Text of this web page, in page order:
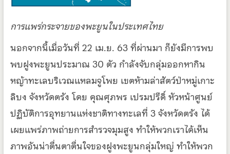
การแพร่กระจายของพะยูนในประเทศไทย
นอกจากนี้เมื่อวันที่ 22 เม.ย. 63 ที่ผ่านมา ก็ยังมีการพบ
พบฝูงพะยูนประมาณ 30 ตัว กำลังจับกลุ่มออกหากิน
หญ้าทะเลบริเวณแหลมจูโพย เขตห้ามล่าสัตว์ป่าหมู่เกาะ
ลิบง จังหวัดตรัง โดย คุณศุภพร เปรมปรีดิ์ หัวหน้าศูนย์
ปฏิบัติการอุทยานแห่งชาติทางทะเลที่ 3 จังหวัดตรัง ได้
เผยแพร่ภาพถ่ายการสำรวจมุมสูง ทำให้พวกเราได้เห็น
ภาพอันน่าตื่นตาตื่นใจของฝูงพะยูนกลุ่มใหญ่ ทำให้พวก